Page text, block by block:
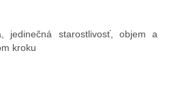
jedinečná starostlivosť, objem a
kroku